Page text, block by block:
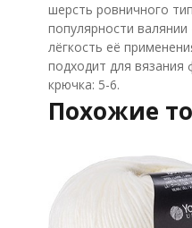
шерсть ровничного
популярности
лёгкость её
подходит для
крючка: 5-6.
Похожие